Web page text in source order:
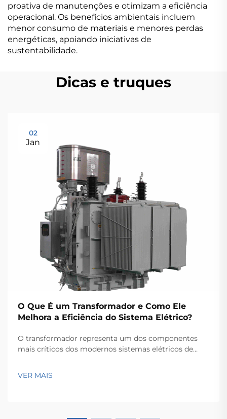
proativa de manutenções e otimizam a eficiência
operacional. Os benefícios ambientais incluem
menor consumo de materiais e menores perdas
energéticas, apoiando iniciativas de
sustentabilidade.
Dicas e truques
02
Jan
O Que É um Transformador e Como Ele
Melhora a Eficiência do Sistema Elétrico?
O transformador representa um dos componentes
mais críticos dos modernos sistemas elétricos de
longo de extensas redes. Esses dispositivos
VER MAIS